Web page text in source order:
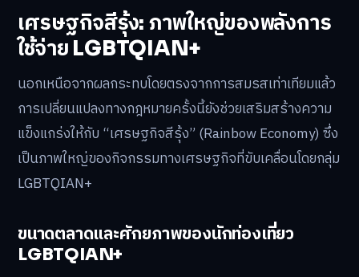
เศรษฐกิจสีรุ้ง: ภาพใหญ่ของพลังการ
ใช้จ่าย LGBTQIAN+
นอกเหนือจากผลกระทบโดยตรงจากการสมรสเท่าเทียมแล้ว
การเปลี่ยนแปลงทางกฎหมายครั้งนี้ยังช่วยเสริมสร้างความ
แข็งแกร่งให้กับ “เศรษฐกิจสีรุ้ง” (Rainbow Economy) ซึ่ง
เป็นภาพใหญ่ของกิจกรรมทางเศรษฐกิจที่ขับเคลื่อนโดยกลุ่ม
LGBTQIAN+
ขนาดตลาดและศักยภาพของนักท่องเที่ยว
LGBTQIAN+